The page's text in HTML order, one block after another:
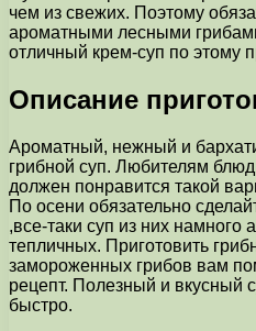
чем из свежих. Поэтому
ароматными лесными
отличный крем-суп по этому
Описание
Ароматный, нежный и
грибной суп. Любителям блюд
должен понравится такой
По осени обязательно
,все-таки суп из них намного
тепличных. Приготовить
замороженных грибов вам
рецепт. Полезный и вкусный
быстро.